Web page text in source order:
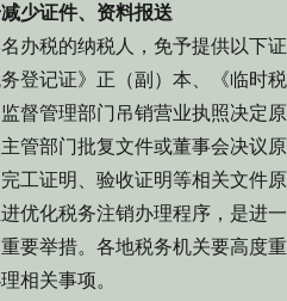
少证件、资料报送
税的纳税人，免予提供以下证
记证》正（副）本、《临时税
管理部门吊销营业执照决定原
部门批复文件或董事会决议原
证明、验收证明等相关文件原
化税务注销办理程序，是进一
要举措。各地税务机关要高度
相关事项。